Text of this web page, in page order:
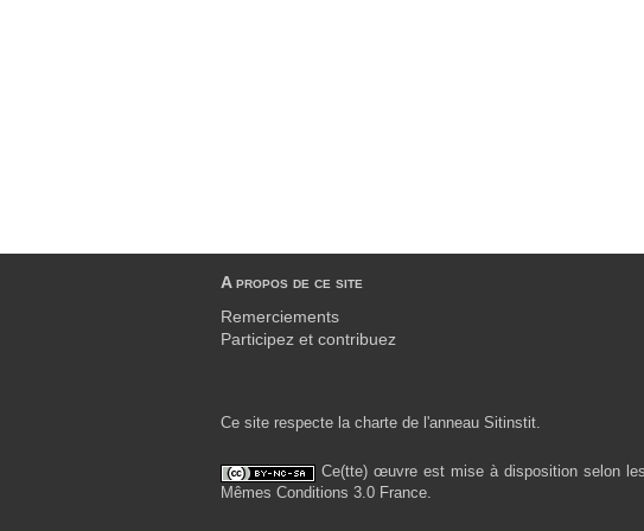
A propos de ce site
Remerciements
Participez et contribuez
Ce site respecte la charte de l'anneau Sitinstit.
Ce(tte) œuvre est mise à disposition selon
Mêmes Conditions 3.0 France.